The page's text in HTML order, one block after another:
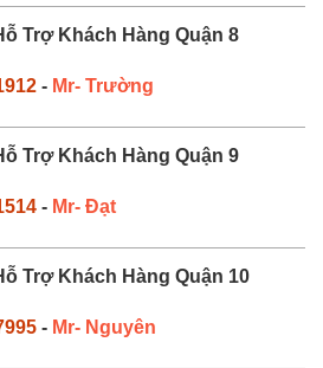
Trợ Khách Hàng Quận 8
- Mr- Trường
Trợ Khách Hàng Quận 9
- Mr- Đạt
Trợ Khách Hàng Quận 10
- Mr- Nguyên